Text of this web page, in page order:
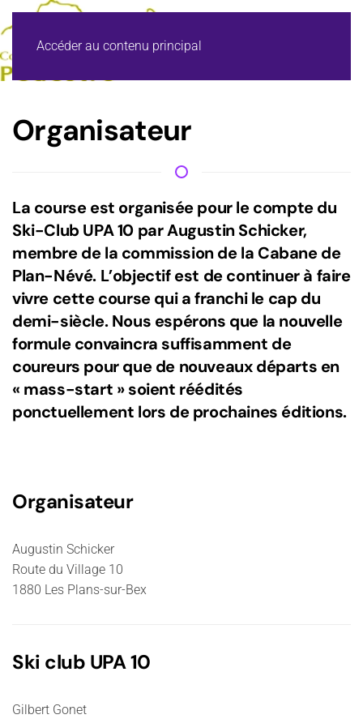
Accéder au contenu principal
Organisateur
La course est organisée pour le compte du
Ski-Club UPA 10 par Augustin Schicker,
membre de la commission de la Cabane de
Plan-Névé. L’objectif est de continuer à faire
vivre cette course qui a franchi le cap du
demi-siècle. Nous espérons que la nouvelle
formule convaincra suffisamment de
coureurs pour que de nouveaux départs en
« mass-start » soient réédités
ponctuellement lors de prochaines éditions.
Organisateur
Augustin Schicker
Route du Village 10
1880 Les Plans-sur-Bex
Ski club UPA 10
Gilbert Gonet